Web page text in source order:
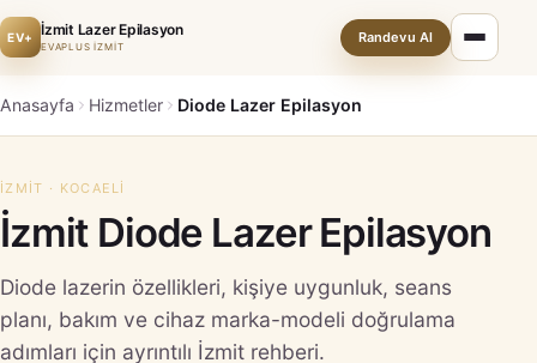
EV+ İzmit Lazer Epilasyon
EVAPLUS İZMİT
Randevu Al
Anasayfa Hizmetler Diode Lazer Epilasyon
İZMIT · KOCAELI
İzmit Diode Lazer Epilasyon
Diode lazerin özellikleri, kişiye uygunluk, seans
planı, bakım ve cihaz marka-modeli doğrulama
adımları için ayrıntılı İzmit rehberi.